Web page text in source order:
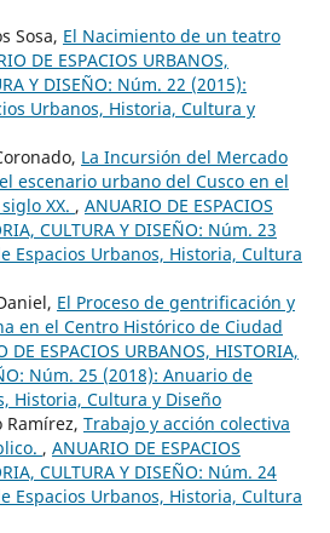
Sosa, El Nacimiento de un teatro
DE ESPACIOS URBANOS,
Y DISEÑO: Núm. 22 (2015):
Urbanos, Historia, Cultura y
La Incursión del Mercado
escenario urbano del Cusco en el
XX. , ANUARIO DE ESPACIOS
CULTURA Y DISEÑO: Núm. 23
Espacios Urbanos, Historia, Cultura
El Proceso de gentrificación y
en el Centro Histórico de Ciudad
DE ESPACIOS URBANOS, HISTORIA,
Núm. 25 (2018): Anuario de
Historia, Cultura y Diseño
Ramírez, Trabajo y acción colectiva
, ANUARIO DE ESPACIOS
CULTURA Y DISEÑO: Núm. 24
Espacios Urbanos, Historia, Cultura